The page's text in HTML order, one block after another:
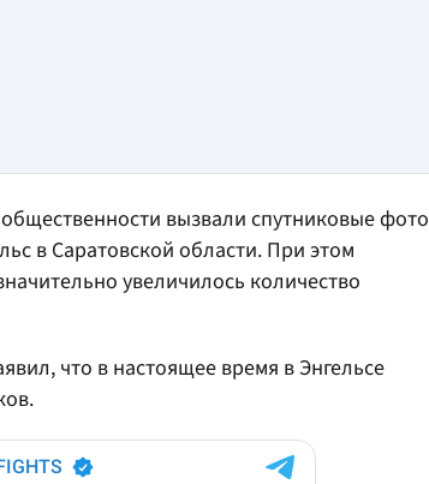
вызвали спутниковые фото
в Саратовской области. При этом
увеличилось количество
что в настоящее время в Энгельсе